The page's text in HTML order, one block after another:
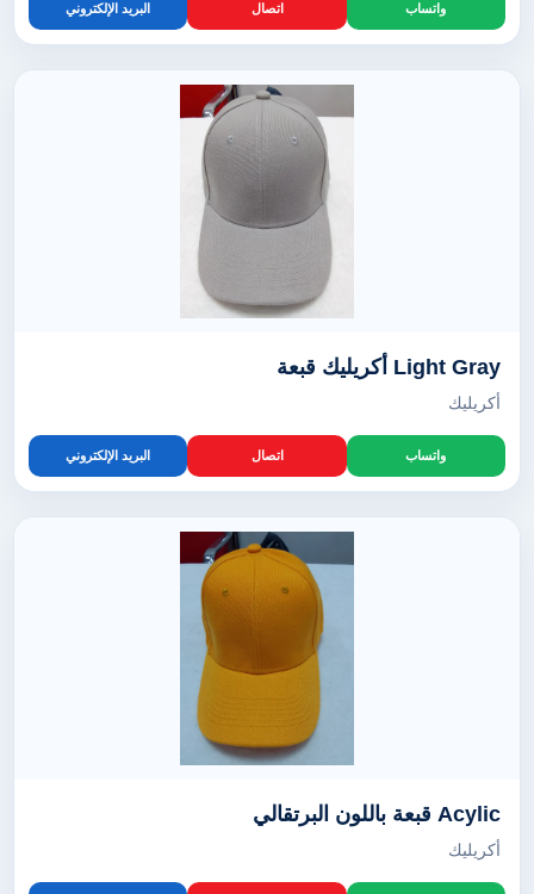
واتساب اتصال البريد الإلكتروني
Light Gray أكريليك قبعة
أكريليك
واتساب اتصال البريد الإلكتروني
Acylic قبعة باللون البرتقالي
أكريليك